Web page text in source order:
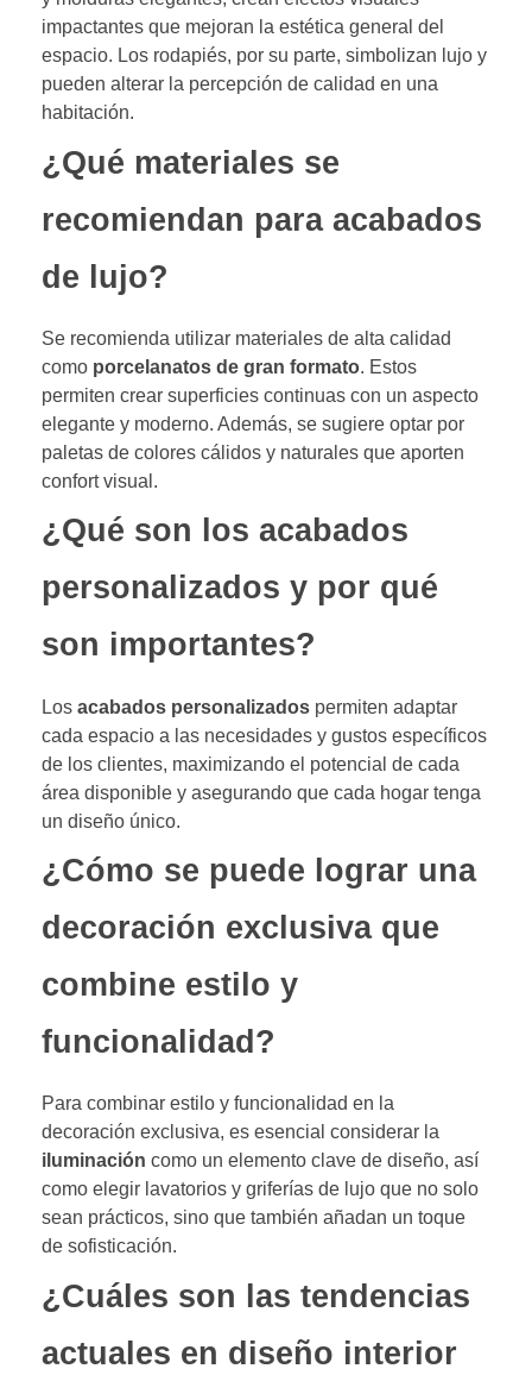
impactantes que mejoran la estética general del
espacio. Los rodapiés, por su parte, simbolizan lujo y
pueden alterar la percepción de calidad en una
habitación.
¿Qué materiales se
recomiendan para acabados
de lujo?
Se recomienda utilizar materiales de alta calidad
como porcelanatos de gran formato. Estos
permiten crear superficies continuas con un aspecto
elegante y moderno. Además, se sugiere optar por
paletas de colores cálidos y naturales que aporten
confort visual.
¿Qué son los acabados
personalizados y por qué
son importantes?
Los acabados personalizados permiten adaptar
cada espacio a las necesidades y gustos específicos
de los clientes, maximizando el potencial de cada
área disponible y asegurando que cada hogar tenga
un diseño único.
¿Cómo se puede lograr una
decoración exclusiva que
combine estilo y
funcionalidad?
Para combinar estilo y funcionalidad en la
decoración exclusiva, es esencial considerar la
iluminación como un elemento clave de diseño, así
como elegir lavatorios y griferías de lujo que no solo
sean prácticos, sino que también añadan un toque
de sofisticación.
¿Cuáles son las tendencias
actuales en diseño interior